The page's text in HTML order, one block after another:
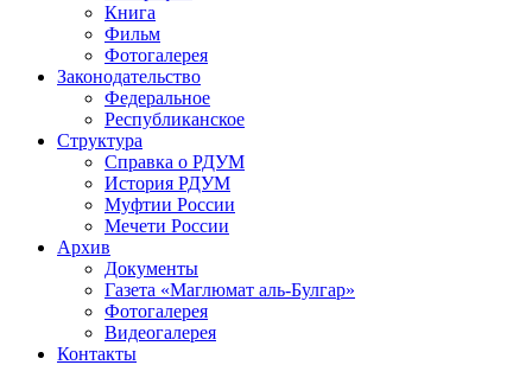
Книга
Фильм
Фотогалерея
Законодательство
Федеральное
Республиканское
Структура
Справка о РДУМ
История РДУМ
Муфтии России
Мечети России
Архив
Документы
Газета «Маглюмат аль-Булгар»
Фотогалерея
Видеогалерея
Контакты